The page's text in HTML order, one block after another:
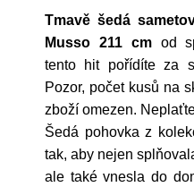
Tmavě šedá
Musso 211 cmod
tento hit pořídíte za
Pozor, počet kusů na
zboží omezen.
Šedá pohovka z
tak, aby nejen
ale také vnesla do